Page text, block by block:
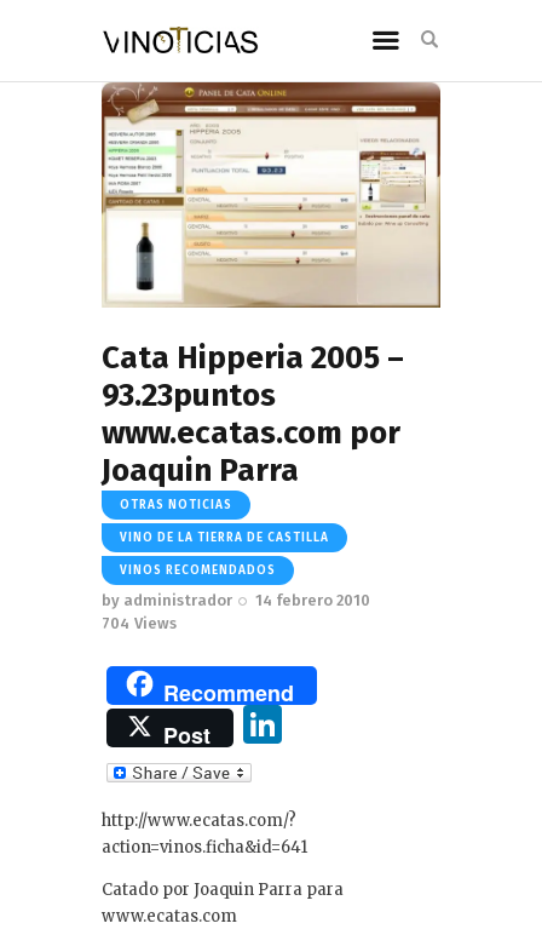
Cata Hipperia 2005 –
93.23puntos
www.ecatas.com por
Joaquin Parra
OTRAS NOTICIAS
VINO DE LA TIERRA DE CASTILLA
VINOS RECOMENDADOS
by administrador
14 febrero 2010
704 Views
Recommend
Post
k
e
dI
http://www.ecatas.com/?
action=vinos.ficha&id=641
Catado por Joaquin Parra para
www.ecatas.com